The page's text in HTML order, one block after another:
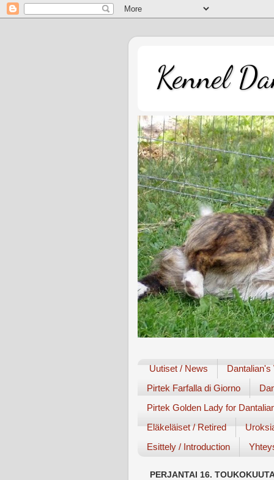
Kennel
Uutiset / News
Dantalian's
Pirtek Farfalla di Giorno
Pirtek Golden Lady for
Eläkeläiset / Retired
Esittely / Introduction
PERJANTAI 16.